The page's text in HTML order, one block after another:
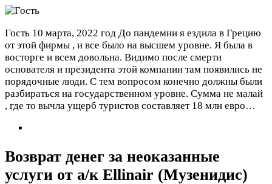
Гость 10 марта, 2022 год До пандемии я ездила в Грецию
от этой фирмы , и все было на высшем уровне. Я была в
восторге и всем довольна. Видимо после смерти
основателя и президента этой компании там появились не
порядочные люди. С тем вопросом конечно должны были
разбираться на государственном уровне. Сумма не малай
, где то вычла ущерб туристов составляет 18 млн евро…
Возврат денег за неоказанные
услуги от а/к Ellinair (Музенидис)